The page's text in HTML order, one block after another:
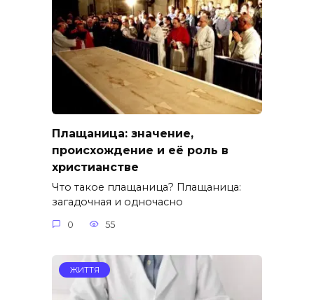
Плащаница: значение,
происхождение и её роль в
христианстве
Что такое плащаница? Плащаница:
загадочная и одночасно
0 55
ЖИТТЯ